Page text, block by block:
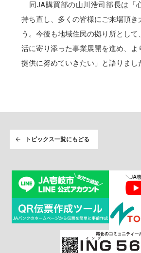
同JA購買部の山川浩司部長は「
持ち直し、多くの皆様にご来場頂き
う。今後も地域住民の拠り所として
活に寄り添った事業展開を進め、よ
提供に努めていきたい」と語りまし
トピックス一覧にもどる